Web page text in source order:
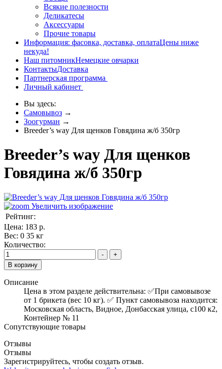
Всякие полезности
Деликатесы
Аксессуары
Прочие товары
Информация: фасовка, доставка, оплатаЦены ниже
некуда!
Наш питомникНемецкие овчарки
КонтактыДоставка
Партнерская программа
Личный кабинет
Вы здесь:
Самовывоз →
Зоогурман →
Breeder’s way Для щенков Говядина ж/б 350гр
Breeder’s way Для щенков
Говядина ж/б 350гр
Увеличить изображение
Рейтинг:
Цена: 183 р.
Вес: 0 35 кг
Количество:
Описание
Цена в этом разделе действительна: ✅️При самовывозе
от 1 брикета (вес 10 кг). ✅ Пункт самовывоза находится:
Московская область, Видное, Донбасская улица, с100 к2,
Контейнер № 11
Сопутствующие товары
Отзывы
Отзывы
Зарегистрируйтесь, чтобы создать отзыв.